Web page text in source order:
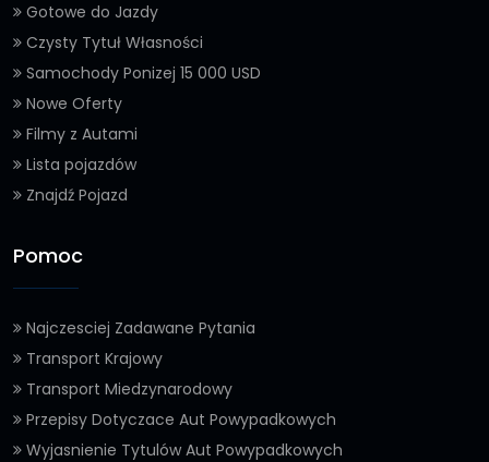
Gotowe do Jazdy
Czysty Tytuł Własności
Samochody Ponizej 15 000 USD
Nowe Oferty
Filmy z Autami
Lista pojazdów
Znajdź Pojazd
Pomoc
Najczesciej Zadawane Pytania
Transport Krajowy
Transport Miedzynarodowy
Przepisy Dotyczace Aut Powypadkowych
Wyjasnienie Tytulów Aut Powypadkowych